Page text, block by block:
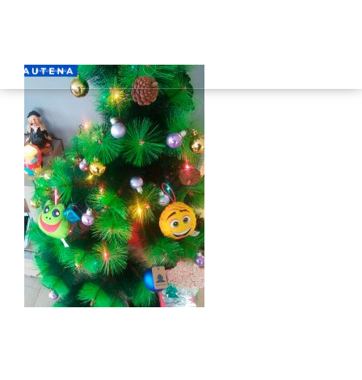
INICIO
GAUTENA
AUTISMO
COMUNICACIÓN
SERVICIOS
NOTICIAS
CONTACTO
ÁREA PRIVADA